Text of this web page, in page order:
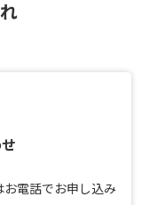
お電話でお申し込み